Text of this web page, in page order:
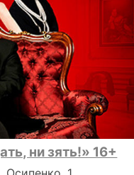
ни зять!» 16+